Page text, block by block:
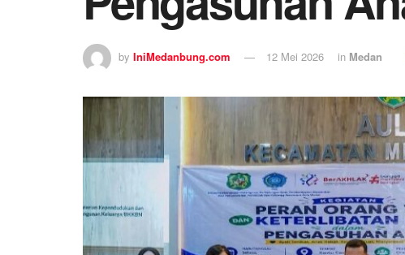
by IniMedanbung.com 12 Mei 2026 in Medan